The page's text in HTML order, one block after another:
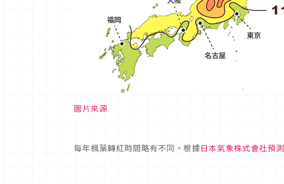
圖片來源
每年楓葉轉紅時間略有不同。根據日本氣象株式會社預測